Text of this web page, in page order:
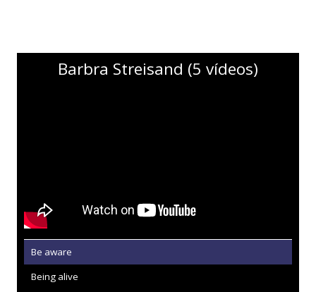
Barbra Streisand (5 vídeos)
Be aware
Being alive